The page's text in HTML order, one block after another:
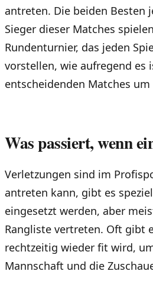
antreten. Die beiden Besten
Sieger dieser Matches
Rundenturnier, das jeden
vorstellen, wie aufregend es
entscheidenden Matches
Was passiert, wenn
Verletzungen sind im
antreten kann, gibt es
eingesetzt werden, aber
Rangliste vertreten. Oft gibt
rechtzeitig wieder fit wird,
Mannschaft und die